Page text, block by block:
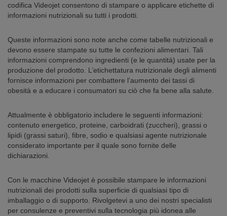
codifica Videojet consentono di stampare o applicare etichette di
informazioni nutrizionali su tutti i prodotti.
Queste informazioni sono note anche come tabelle nutrizionali e
devono essere stampate su tutte le confezioni alimentari. Tali
informazioni comprendono ingredienti (e le quantità) usate per la
produzione del prodotto. L’etichettatura nutrizionale degli alimenti
fornisce informazioni per combattere l’aumento dei tassi di
obesità e a educare i consumatori su ciò che fa bene alla salute.
Attualmente è obbligatorio includere le seguenti informazioni:
contenuto energetico, proteine, carboidrati (zuccheri), grassi o
lipidi (grassi saturi), fibre, sodio e qualsiasi agente nutrizionale
considerato importante per il quale sono fornite delle
dichiarazioni.
Con le macchine Videojet è possibile stampare le informazioni
nutrizionali dei prodotti sulla superficie di qualsiasi tipo di
imballaggio o di supporto. Rivolgetevi a uno dei nostri specialisti
per consulenze e preventivi sulla tecnologia più idonea alle